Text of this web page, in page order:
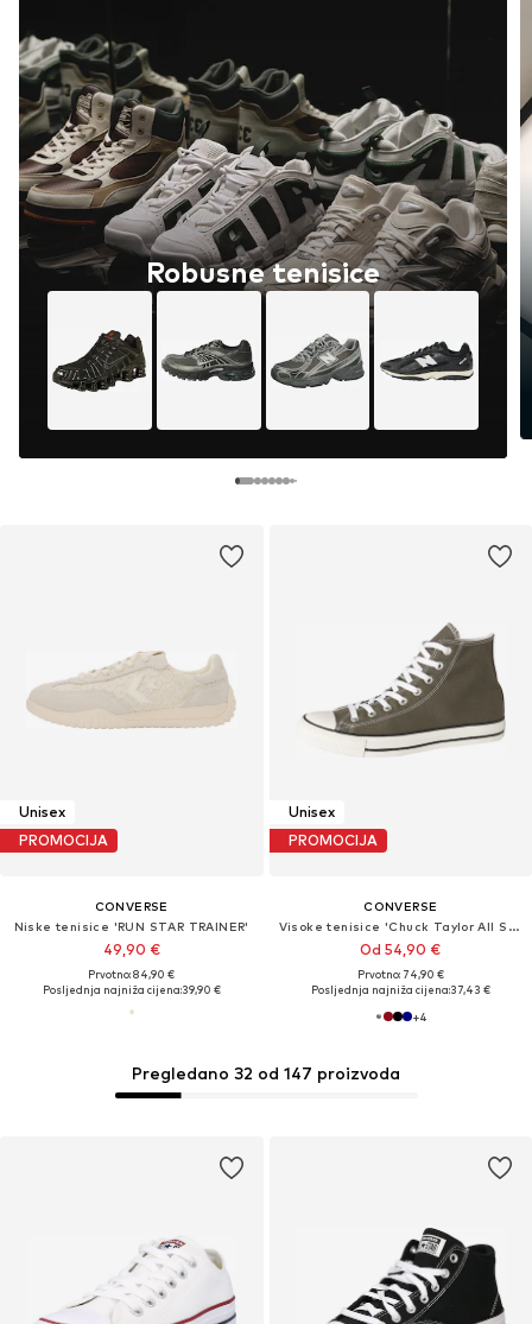
Robusne tenisice
Unisex
PROMOCIJA
CONVERSE
Niske tenisice 'RUN STAR TRAINER'
49,90 €
Prvotno: 84,90 €
Posljednja najniža cijena:39,90 €
Unisex
PROMOCIJA
CONVERSE
Visoke tenisice 'Chuck Taylor All Star'
Od 54,90 €
Prvotno: 74,90 €
Posljednja najniža cijena:37,43 €
+4
Pregledano 32 od 147 proizvoda